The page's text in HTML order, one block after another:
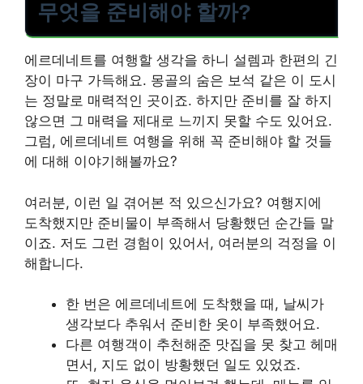
무엇을 준비해야 할까?
에르데네트를 여행할 생각을 하니 설렘과 한편의 긴
장이 마구 가득해요. 몽골의 숨은 보석 같은 이 도시
는 정말로 매력적인 곳이죠. 하지만 준비를 잘 하지
않으면 그 매력을 제대로 느끼지 못할 수도 있어요.
그럼, 에르데네트 여행을 위해 꼭 준비해야 할 것들
에 대해 이야기해볼까요?
여러분, 이런 일 겪어본 적 있으신가요? 여행지에
도착했지만 준비물이 부족해서 당황했던 순간들 말
이죠. 저도 그런 경험이 있어서, 여러분의 걱정을 이
해합니다.
한 번은 에르데네트에 도착했을 때, 날씨가
생각보다 추워서 준비한 옷이 부족했어요.
다른 여행객이 추천해준 맛집을 못 찾고 헤매
면서, 지도 없이 방황했던 일도 있었죠.